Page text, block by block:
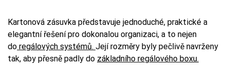
Kartonová zásuvka představuje jednoduché, praktické a
elegantní řešení pro dokonalou organizaci, a to nejen
do regálových systémů. Její rozměry byly pečlivě navrženy
tak, aby přesně padly do základního regálového boxu.